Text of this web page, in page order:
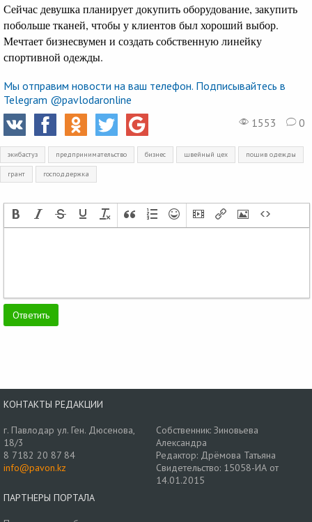
Сейчас девушка планирует докупить оборудование, закупить
побольше тканей, чтобы у клиентов был хороший выбор.
Мечтает бизнесвумен и создать собственную линейку
спортивной одежды.
Мы отправим новости на ваш телефон. Подписывайтесь в
Telegram @pavlodaronline
1553
0
экибастуз предпринимательство бизнес швейный цех пошив одежды
грант господдержка
КОНТАКТЫ РЕДАКЦИИ
г. Павлодар ул. Ген. Дюсенова,
18/3
8 7182 20 87 84
info@pavon.kz
Собственник: Зиновьева
Александра
Редактор: Дрёмова Татьяна
Свидетельство: 15058-ИА от
14.01.2015
ПАРТНЕРЫ ПОРТАЛА